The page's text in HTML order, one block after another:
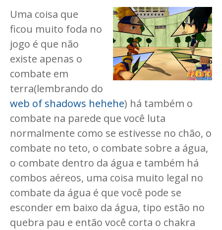
Uma coisa que
ficou muito foda no
jogo é que não
existe apenas o
combate em
terra(lembrando do
web of shadows hehehe) há também o
combate na parede que você luta
normalmente como se estivesse no chão, o
combate no teto, o combate sobre a água,
o combate dentro da água e também há
combos aéreos, uma coisa muito legal no
combate da água é que você pode se
esconder em baixo da água, tipo estão no
quebra pau e então você corta o chakra